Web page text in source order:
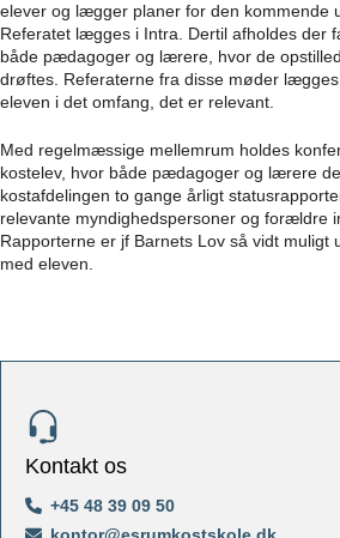
elever og lægger planer for den kommende
Referatet lægges i Intra. Dertil afholdes der
både pædagoger og lærere, hvor de
drøftes. Referaterne fra disse møder
eleven i det omfang, det er relevant.
Med regelmæssige mellemrum holdes
kostelev, hvor både pædagoger og lærere
kostafdelingen to gange årligt
relevante myndighedspersoner og forældre
Rapporterne er jf Barnets Lov så vidt
med eleven.
Kontakt os
+45 48 39 09 50